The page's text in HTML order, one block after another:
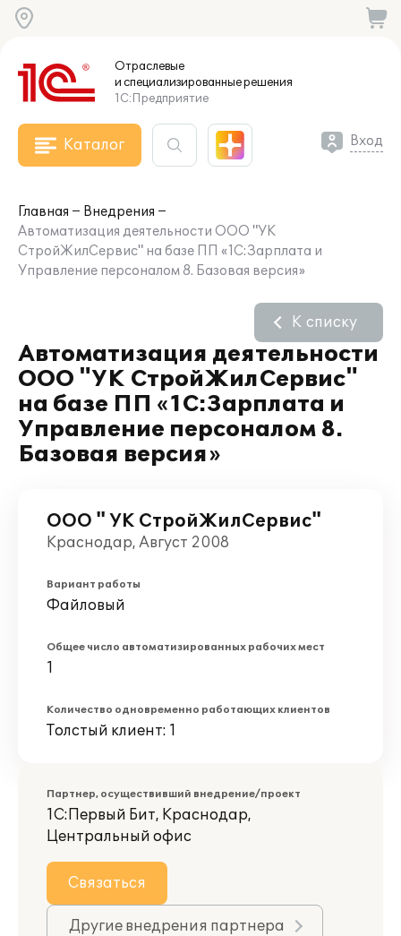
Отраслевые
и специализированныерешения
1С:Предприятие
Каталог Вход
Главная
Внедрения
Автоматизация деятельности ООО "УК
СтройЖилСервис" на базе ПП «1С:Зарплата и
Управление персоналом 8. Базовая версия»
Автоматизация деятельности
ООО "УК СтройЖилСервис"
на базе ПП «1С:Зарплата и
Управление персоналом 8.
Базовая версия»
К списку
ООО " УК СтройЖилСервис"
Краснодар, Август 2008
Вариант работы
Файловый
Общее число автоматизированных рабочих мест
1
Количество одновременно работающих клиентов
Толстый клиент: 1
Партнер, осуществивший внедрение/проект
1С:Первый Бит, Краснодар,
Центральный офис
Связаться
Другие внедрения партнера